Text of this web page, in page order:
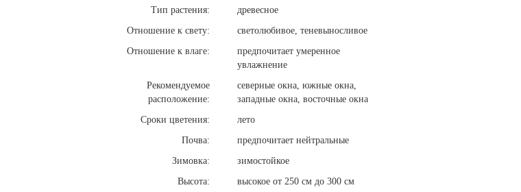
Тип растения:
древесное
Отношение к свету:
светолюбивое, теневыносливое
Отношение к влаге:
предпочитает умеренное
увлажнение
Рекомендуемое
расположение:
северные окна, южные окна,
западные окна, восточные окна
Сроки цветения:
лето
Почва:
предпочитает нейтральные
Зимовка:
зимостойкое
Высота:
высокое от 250 см до 300 см